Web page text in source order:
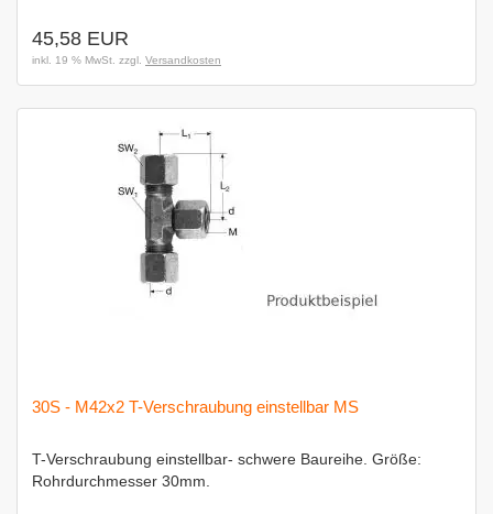
45,58 EUR
inkl. 19 % MwSt. zzgl. Versandkosten
30S - M42x2 T-Verschraubung einstellbar MS
T-Verschraubung einstellbar- schwere Baureihe. Größe:
Rohrdurchmesser 30mm.